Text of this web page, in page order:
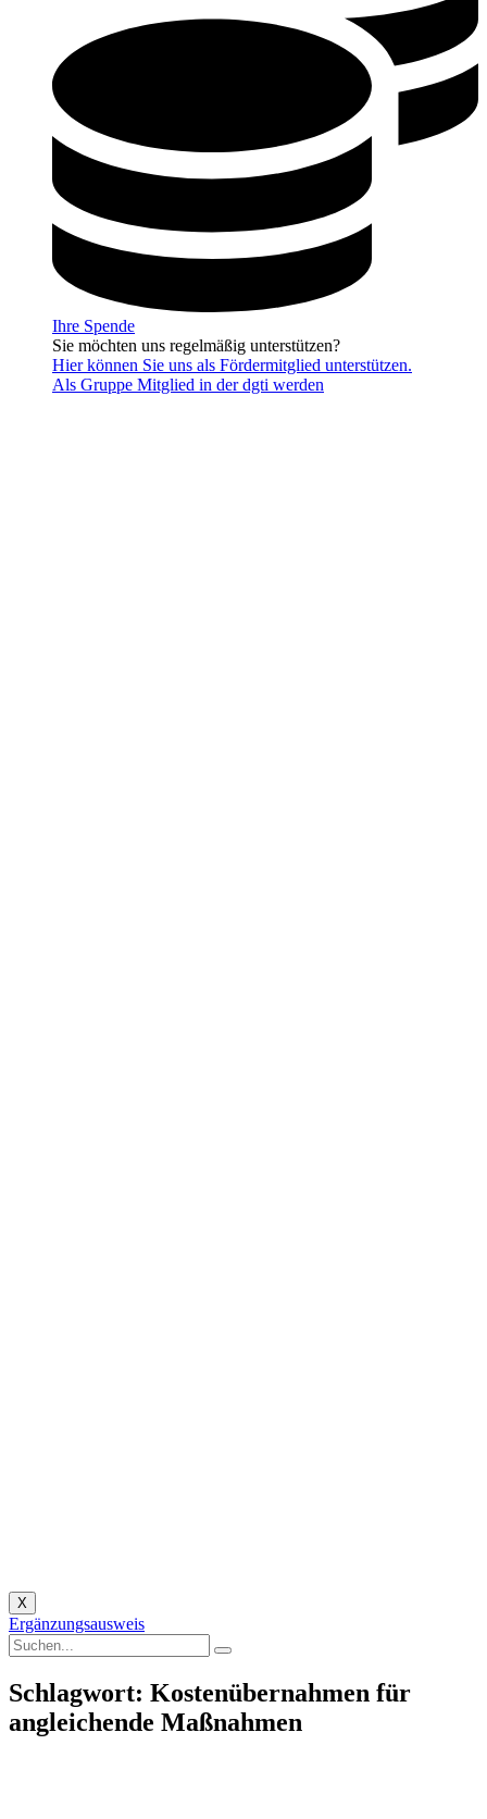
Ihre Spende
Sie möchten uns regelmäßig unterstützen?
Hier können Sie uns als Fördermitglied unterstützen.
Als Gruppe Mitglied in der dgti werden
X
Ergänzungsausweis
Schlagwort: Kostenübernahmen für
angleichende Maßnahmen